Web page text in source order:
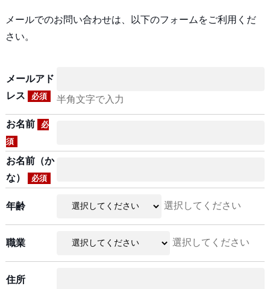
メールでのお問い合わせは、以下のフォームをご利用くだ
さい。
メールアド
レス
必須 半角文字で入力
お名前
必
須
お名前（か
な）
必須
年齢 選択してください
職業 選択してください
住所